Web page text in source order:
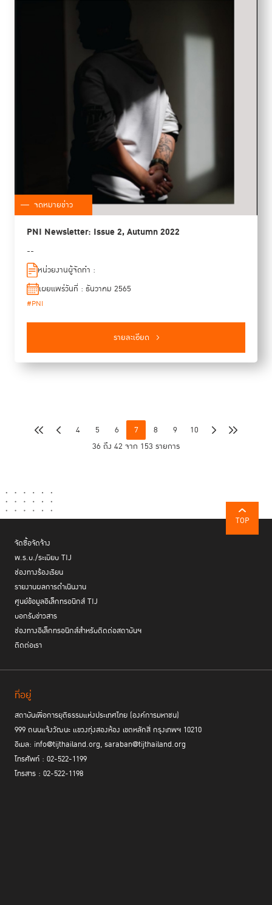
จดหมายข่าว
PNI Newsletter: Issue 2, Autumn 2022
--
หน่วยงานผู้จัดทำ :
เผยแพร่วันที่ : ธันวาคม 2565
#PNI
รายละเอียด
4 5 6 7 8 9
10
36 ถึง 42 จาก 153 รายการ
TOP
จัดซื้อจัดจ้าง
พ.ร.บ./ระเบียบ TIJ
ช่องทางร้องเรียน
รายงานผลการดำเนินงาน
ศูนย์ข้อมูลอิเล็กทรอนิกส์ TIJ
บอกรับข่าวสาร
ช่องทางอิเล็กทรอนิกส์สำหรับติดต่อสถาบันฯ
ติดต่อเรา
ที่อยู่
สถาบันเพื่อการยุติธรรมแห่งประเทศไทย (องค์การมหาชน)
999 ถนนแจ้งวัฒนะ แขวงทุ่งสองห้อง เขตหลักสี่ กรุงเทพฯ 10210
อีเมล: info@tijthailand.org, saraban@tijthailand.org
โทรศัพท์ : 02-522-1199
โทรสาร : 02-522-1198